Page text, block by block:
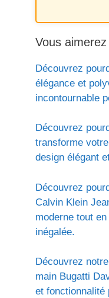
Vous
Découvrez
élégance et
incontournable
Découvrez
transforme
design élégant
Découvrez
Calvin Klein
moderne tout
inégalée.
Découvrez
main Bugatti
et fonctionnalité